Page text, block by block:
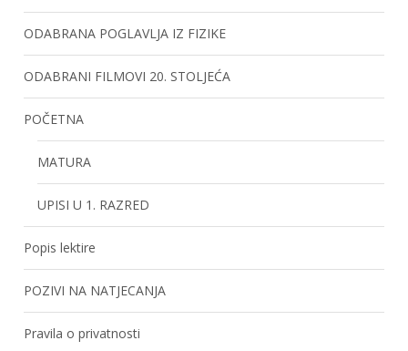
ODABRANA POGLAVLJA IZ FIZIKE
ODABRANI FILMOVI 20. STOLJEĆA
POČETNA
MATURA
UPISI U 1. RAZRED
Popis lektire
POZIVI NA NATJECANJA
Pravila o privatnosti